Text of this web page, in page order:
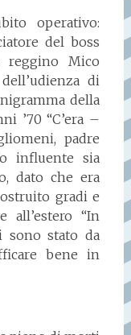
operativo:
del boss
reggino Mico
di
della
’70 “C’era –
padre
influente sia
dato che era
gradi e
all’estero “In
sono stato da
bene in